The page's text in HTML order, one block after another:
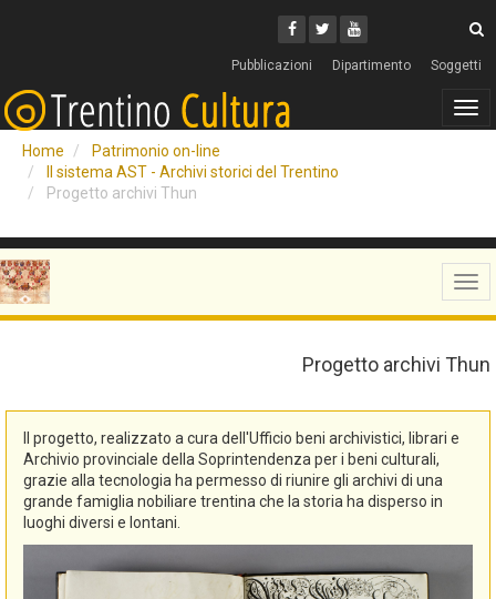
Facebook
Twitter
Youtube
Pubblicazioni Dipartimento Soggetti
Home
Patrimonio on-line
Il sistema AST - Archivi storici del Trentino
Progetto archivi Thun
Progetto archivi Thun
Il progetto, realizzato a cura dell'Ufficio beni archivistici, librari e
Archivio provinciale della Soprintendenza per i beni culturali,
grazie alla tecnologia ha permesso di riunire gli archivi di una
grande famiglia nobiliare trentina che la storia ha disperso in
luoghi diversi e lontani.